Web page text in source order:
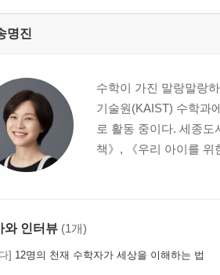
명진
수학이 가진 말랑말랑
기술원(KAIST) 수학과
로 활동 중이다. 세종
책》, 《우리 아이를
와 인터뷰 (1개)
] 12명의 천재 수학자가 세상을 이해하는 법